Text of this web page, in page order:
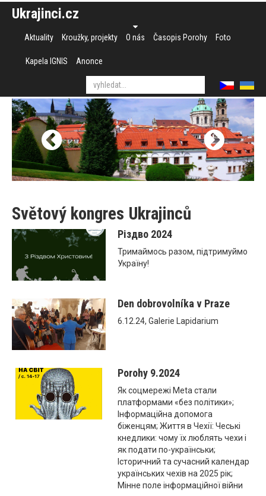
Ukrajinci.cz
Aktuality Kroužky, projekty O nás Časopis Porohy Foto
Kapela IGNIS Anonce
Světový kongres Ukrajinců
Різдво 2024
Тримаймось разом, підтримуймо
Україну!
Den dobrovolníka v Praze
6.12.24, Galerie Lapidarium
Porohy 9.2024
Як соцмережі Meta стали
платформами «без політики»;
Інформаційна допомога
біженцям; Життя в Чехії: Чеські
кнедлики: чому їх люблять чехи і
як подати по-українськи;
Історичний та сучасний календар
українських чехів на 2025 рік;
Мінне поле інформаційної війни